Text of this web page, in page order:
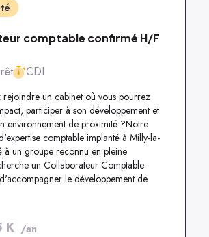
comptable confirmé H/F
CDI
rejoindre un cabinet où vous pourrez
participer à son développement et
environnement de proximité ?Notre
comptable implanté à Milly-la-
à un groupe reconnu en pleine
un Collaborateur Comptable
le développement de
K /an